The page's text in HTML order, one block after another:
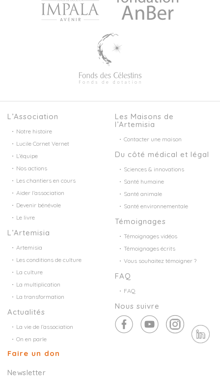
L’Association
Notre histoire
Lucile Cornet Vernet
L’équipe
Nos actions
Les chantiers en cours
Aider l’association
Devenir bénévole
Le livre
L’Artemisia
Artemisia
Les conditions de culture
La culture
La multiplication
La transformation
Actualités
La vie de l’association
On en parle
Faire un don
Les Maisons de
l’Artemisia
Contacter une maison
Du côté médical et légal
Sciences & innovations
Santé humaine
Santé animale
Santé environnementale
Témoignages
Témoignages vidéos
Témoignages écrits
Vous souhaitez témoigner ?
FAQ
FAQ
Nous suivre
Newsletter